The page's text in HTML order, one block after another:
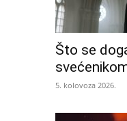
Što se
5. kolovoza 2026.